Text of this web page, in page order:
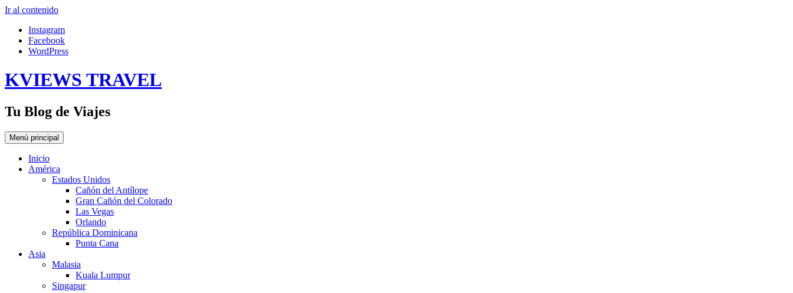
Ir al contenido
Instagram
Facebook
WordPress
KVIEWS TRAVEL
Tu Blog de Viajes
Menú principal
Inicio
América
Estados Unidos
Cañón del Antílope
Gran Cañón del Colorado
Las Vegas
Orlando
República Dominicana
Punta Cana
Asia
Malasia
Kuala Lumpur
Singapur